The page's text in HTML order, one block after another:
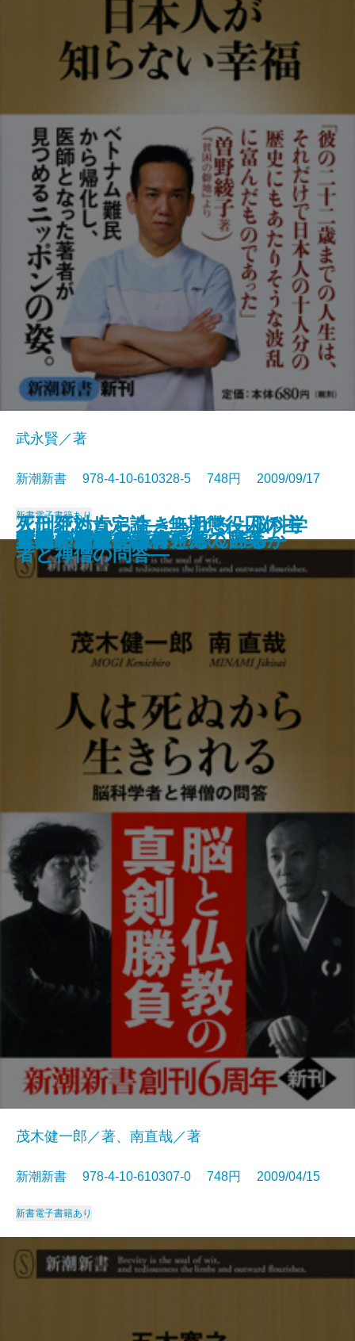
知的余生の方法
異形の日本人
死刑絶対肯定論―無期懲役囚の主
張―
気にするな
これが「教養」だ
ツキの波
信念を貫く
アホの壁
人間の器量
日本人が知らない幸福
武永賢／著
新潮新書 978-4-10-610328-5 748円 2009/09/17
新書電子書籍あり
人は死ぬから生きられる―脳科学
者と禅僧の問答―
茂木健一郎／著、南直哉／著
新潮新書 978-4-10-610307-0 748円 2009/04/15
新書電子書籍あり
人間の覚悟
世紀のラブレター
「心の傷」は言ったもん勝ち
「痴呆老人」は何を見ているか
文明としての教育
大人の見識
人間を磨く
人生の鍛錬―小林秀雄の言葉―
本能の力